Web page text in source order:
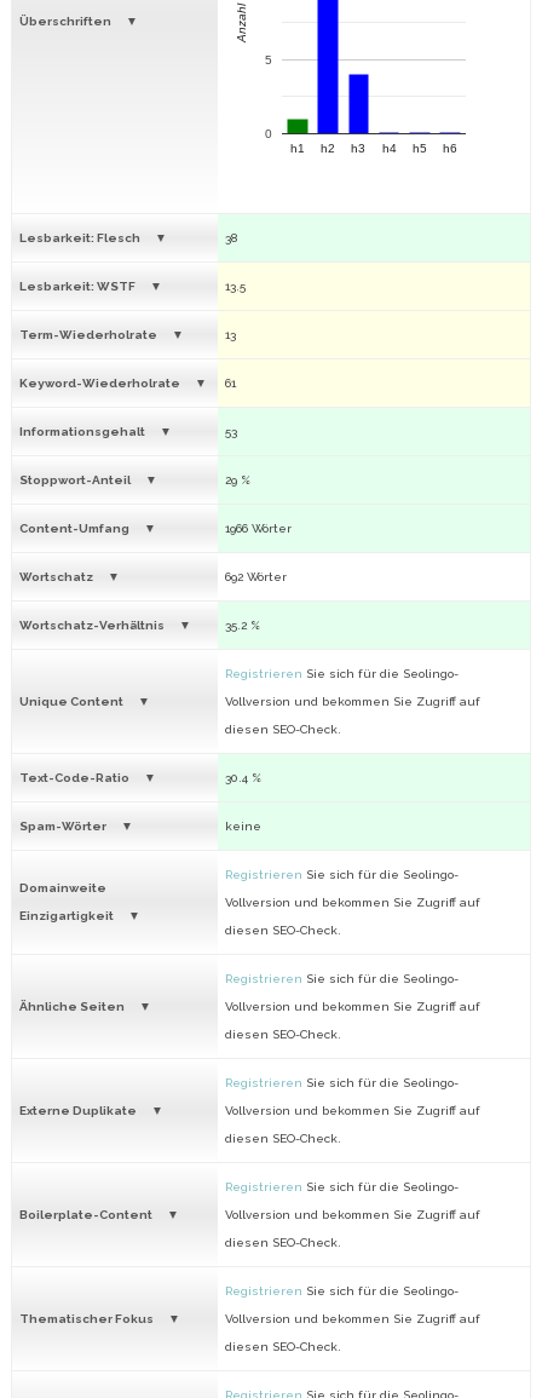
Überschriften
h1 h2 h3 h4 h5 h6
0
5
Anzahl
Lesbarkeit: Flesch 38
Lesbarkeit: WSTF 13.5
Term-Wiederholrate 13
Keyword-Wiederholrate 61
Informationsgehalt 53
Stoppwort-Anteil 29 %
Content-Umfang 1966 Wörter
Wortschatz 692 Wörter
Wortschatz-Verhältnis 35.2 %
Unique Content
Registrieren Sie sich für die Seolingo-
Vollversion und bekommen Sie Zugriff auf
diesen SEO-Check.
Text-Code-Ratio 30.4 %
Spam-Wörter keine
Domainweite
Einzigartigkeit
Registrieren Sie sich für die Seolingo-
Vollversion und bekommen Sie Zugriff auf
diesen SEO-Check.
Ähnliche Seiten
Registrieren Sie sich für die Seolingo-
Vollversion und bekommen Sie Zugriff auf
diesen SEO-Check.
Externe Duplikate
Registrieren Sie sich für die Seolingo-
Vollversion und bekommen Sie Zugriff auf
diesen SEO-Check.
Boilerplate-Content
Registrieren Sie sich für die Seolingo-
Vollversion und bekommen Sie Zugriff auf
diesen SEO-Check.
Thematischer Fokus
Registrieren Sie sich für die Seolingo-
Vollversion und bekommen Sie Zugriff auf
diesen SEO-Check.
Registrieren Sie sich für die Seolingo-